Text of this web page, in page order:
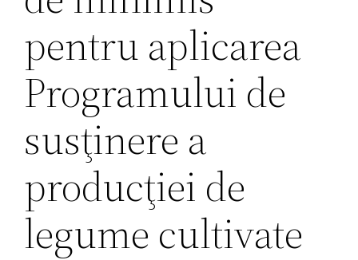
pentru aplicarea
Programului de
susţinere a
producţiei de
legume cultivate